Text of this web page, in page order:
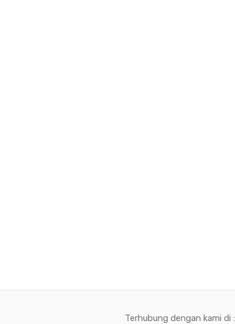
Terhubung dengan kami di :